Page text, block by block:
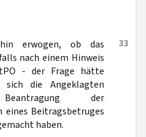
33
erwogen, ob das
nach einem Hinweis
- der Frage hätte
sich die Angeklagten
der
eines Beitragsbetruges
haben.